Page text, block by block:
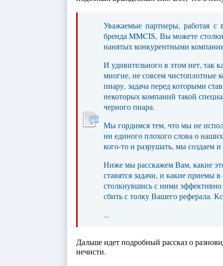
Уважаемые партнеры, работая
бренда MMCIS, Вы можете
нанятых конкурентными
И удивительного в этом нет, так
многие, не совсем чистоплотные
пиару, задача перед которыми
некоторых компаний такой
черного пиара.
Мы гордимся тем, что мы не
ни единого плохого слова о
кого-то и разрушать, мы создаем
Ниже мы расскажем Вам, какие
ставятся задачи, и какие
столкнувшись с ними
сбить с толку Вашего реферала.
...
Дальше идет подробный рассказ о
нечисти.